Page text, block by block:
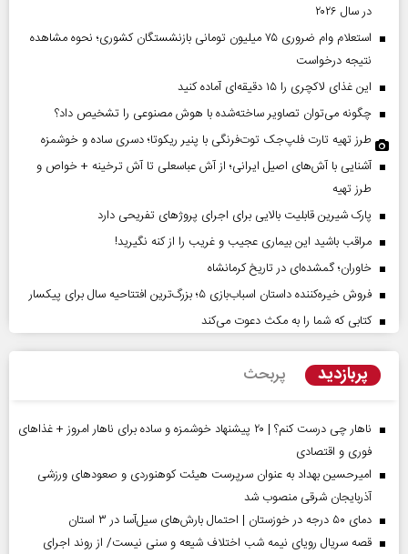
در سال ۲۰۲۶
استعلام وام ضروری ۷۵ میلیون تومانی بازنشستگان کشوری؛ نحوه مشاهده
نتیجه درخواست
این غذای لاکچری را ۱۵ دقیقه‌ای آماده کنید
چگونه می‌توان تصاویر ساخته‌شده با هوش مصنوعی را تشخیص داد؟
طرز تهیه تارت فلپ‌جک توت‌فرنگی با پنیر ریکوتا؛ دسری ساده و خوشمزه
آشنایی با آش‌های اصیل ایرانی؛ از آش عباسعلی تا آش ترخینه + خواص و
طرز تهیه
پارک شیرین قابلیت‌ بالایی برای اجرای پروژهای تفریحی دارد
مراقب باشید این بیماری عجیب و غریب را از کنه نگیرید!
خاوران؛ گمشده‌ای در تاریخ کرمانشاه
فروش خیره‌کننده داستان اسباب‌بازی ۵؛ بزرگ‌ترین افتتاحیه سال برای پیکسار
کتابی که شما را به مکث دعوت می‌کند
پربازدید پربحث
ناهار چی درست کنم؟ | ۲۰ پیشنهاد خوشمزه و ساده برای ناهار امروز + غذاهای
فوری و اقتصادی
امیرحسین بهداد به عنوان سرپرست هیئت کوهنوردی و صعودهای ورزشی
آذربایجان شرقی منصوب شد
دمای ۵۰ درجه در خوزستان | احتمال بارش‌های سیل‌آسا در ۳ استان
قصه سریال رویای نیمه شب اختلاف شیعه و سنی نیست/ از روند اجرای